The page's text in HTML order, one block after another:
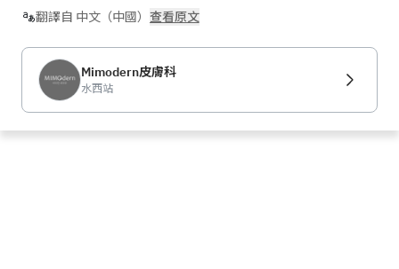
翻譯自 中文（中國） 查看原文
Mimodern皮膚科
水西站